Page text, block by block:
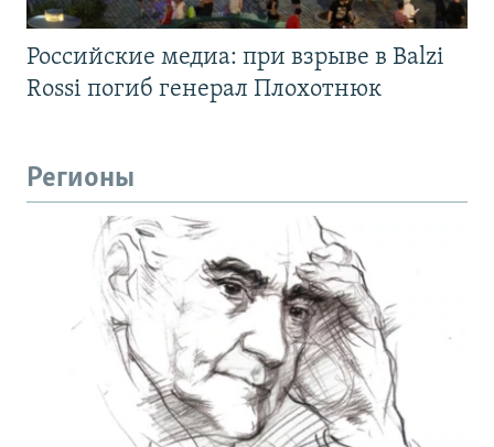
Российские медиа: при взрыве в Balzi
Rossi погиб генерал Плохотнюк
Регионы